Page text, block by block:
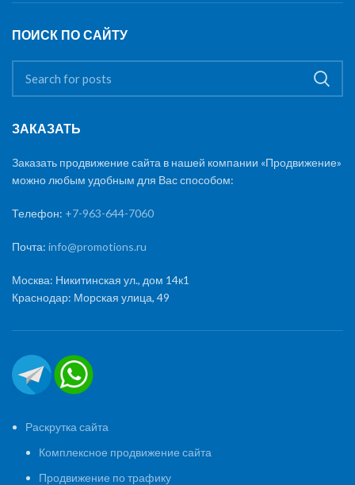
ПОИСК ПО САЙТУ
ЗАКАЗАТЬ
Заказать продвижение сайта в нашей компании «Продвижение»
можно любым удобным для Вас способом:
Телефон: +7-963-644-7060
Почта: info@promotions.ru
Москва: Никитинская ул., дом 14к1
Краснодар: Морская улица, 49
Раскрутка сайта
Комплексное продвижение сайта
Продвижение по трафику